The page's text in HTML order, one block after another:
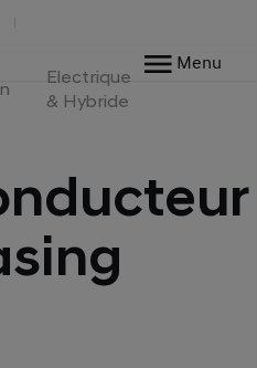
Electrique
& Hybride
Menu